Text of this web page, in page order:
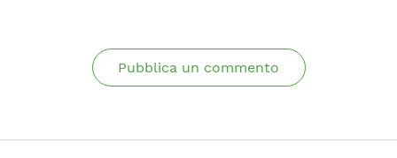
Pubblica un commento